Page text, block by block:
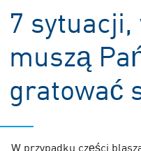
7
muszą
gratować
W przypadku części